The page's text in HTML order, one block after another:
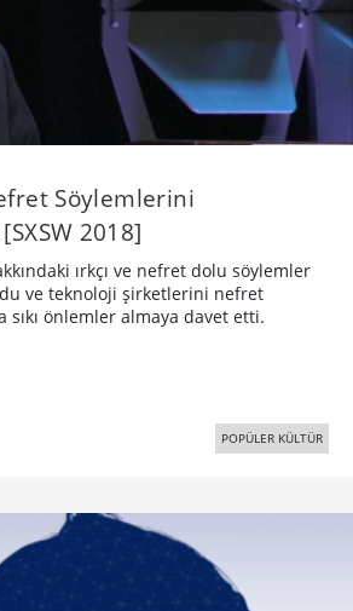
Söylemlerini
2018]
ırkçı ve nefret dolu söylemler
ve teknoloji şirketlerini nefret
sıkı önlemler almaya davet etti.
POPÜLER KÜLTÜR